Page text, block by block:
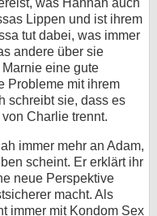
was Hannah auch
Lippen und ist ihrem
tut dabei, was immer
andere über sie
eine gute
Probleme mit ihrem
schreibt sie, dass es
Charlie trennt.
immer mehr an Adam,
scheint. Er erklärt ihr
neue Perspektive
macht. Als
immer mit Kondom Sex